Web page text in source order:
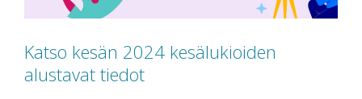
Katso kesän 2024 kesälukioiden
alustavat tiedot